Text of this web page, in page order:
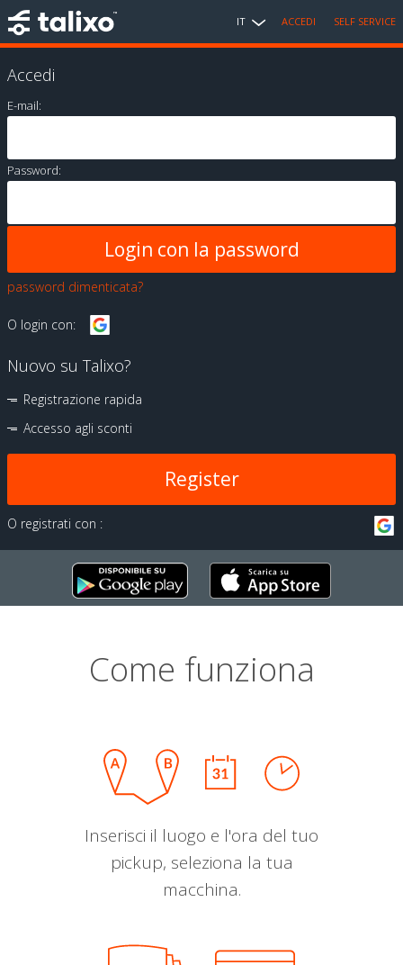
IT ACCEDI SELF SERVICE
Accedi
E-mail:
Password:
password dimenticata?
O login con:
Nuovo su Talixo?
Registrazione rapida
Accesso agli sconti
Register
O registrati con :
Come funziona
Inserisci il luogo e l'ora del tuo
pickup, seleziona la tua
macchina.